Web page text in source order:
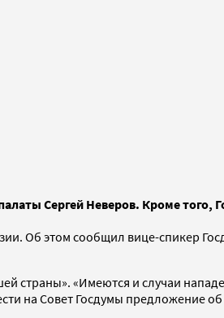
Сергей Неверов. Кроме того,
Об этом сообщил вице-спикер
страны». «Имеются и случаи
на Совет Госдумы предложение